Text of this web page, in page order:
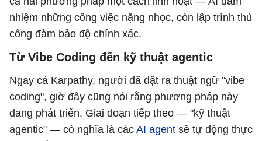
nhiệm những công việc nặng nhọc, còn lập trình thủ
công đảm bảo độ chính xác.
Từ Vibe Coding đến kỹ thuật agentic
Ngay cả Karpathy, người đã đặt ra thuật ngữ "vibe
coding", giờ đây cũng nói rằng phương pháp này
đang phát triển. Giai đoạn tiếp theo — "kỹ thuật
agentic" — có nghĩa là các AI agent sẽ tự động thực